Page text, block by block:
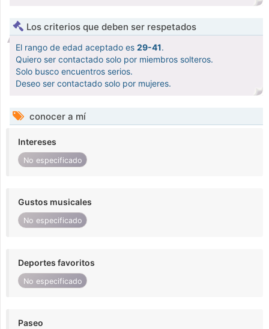
Los criterios que deben ser respetados
El rango de edad aceptado es 29-41.
Quiero ser contactado solo por miembros solteros.
Solo busco encuentros serios.
Deseo ser contactado solo por mujeres.
conocer a mí
Intereses
No especificado
Gustos musicales
No especificado
Deportes favoritos
No especificado
Paseo